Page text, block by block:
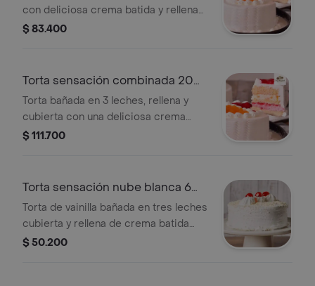
con deliciosa crema batida y rellena
de fresa y melocoton.
$ 83.400
Torta sensación combinada 20
porc
Torta bañada en 3 leches, rellena y
cubierta con una deliciosa crema
batida con fresas y melocotón.
$ 111.700
Torta sensación nube blanca 6
porciones
Torta de vainilla bañada en tres leches
cubierta y rellena de crema batida
con topping de chocolate blanco.
$ 50.200